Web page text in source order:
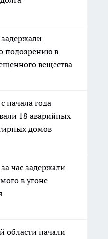
подозрению в
вещества
начала года
18 аварийных
домов
час задержали
в угоне
области начали